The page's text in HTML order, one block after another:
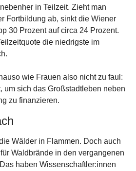
in Teilzeit. Zieht man
Fortbildung ab, sinkt die Wiener
30 Prozent auf circa 24 Prozent.
die niedrigste im
wie Frauen also nicht zu faul:
um sich das Großstadtleben neben
zu finanzieren.
Wälder in Flammen. Doch auch
Waldbrände in den vergangenen